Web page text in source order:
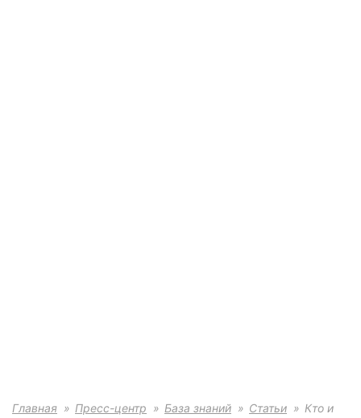
Главная Пресс-центр База знаний Статьи
Кто и